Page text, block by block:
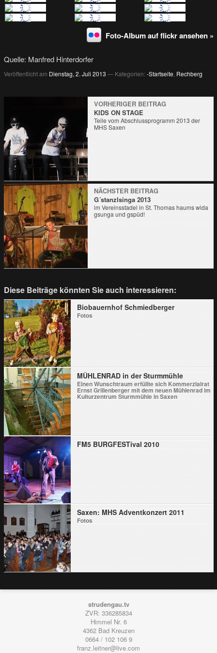
Foto-Album auf flickr ansehen »
Quelle: Manfred Hinterdorfer
Veröffentlicht am Dienstag, 2. Juli 2013 — Kategorien:-Startseite, Rechberg
VORHERIGER BEITRAG
KIDS ON STAGE
Teile vom Abschlussprogramm 2013 der
MHS Saxen
NÄCHSTER BEITRAG
G´stanzlsinga 2013
im Vereinsstadel in St. Thomas haums wida
gsunga und gspüd!
Diese Beiträge könnten Sie auch interessieren:
Biobauernhof Schmiedberger
Fotos
MÜHLENRAD in der Sturmmühle
Einen Wunschtraum erfüllte sich Kommerzialrat
Ernst Grillenberger mit dem neuen Mühlenrad im
Kulturzentrum Sturmmühle in Saxen
FM5 BURGFESTival 2010
Saxen: MHS Adventkonzert 2011
Fotos
strudengau.tv
ZVR: 336285834
Himmel Nr. 6
4362 Bad Kreuzen
0664 / 102 106 9
franz.leitner@live.com